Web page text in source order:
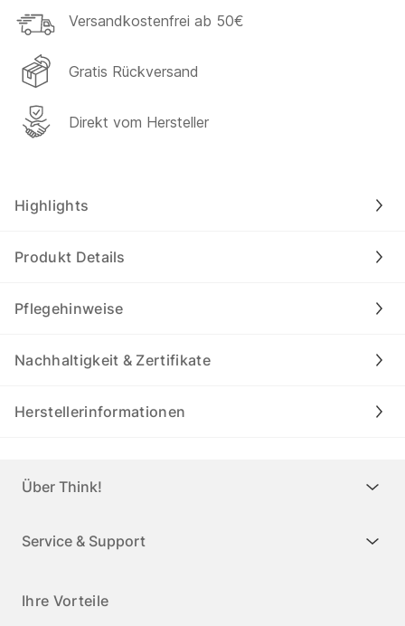
Versandkostenfrei ab 50€
Gratis Rückversand
Direkt vom Hersteller
Highlights
Produkt Details
Pflegehinweise
Nachhaltigkeit & Zertifikate
Herstellerinformationen
Über Think!
Service & Support
Ihre Vorteile